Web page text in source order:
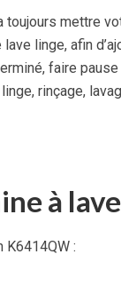
mettre
linge, afin
faire
rinçage,
à
K6414QW :